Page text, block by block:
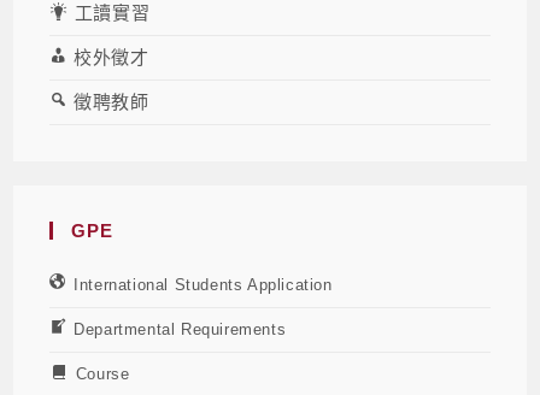
工讀實習
校外徵才
徵聘教師
GPE
International Students Application
Departmental Requirements
Course